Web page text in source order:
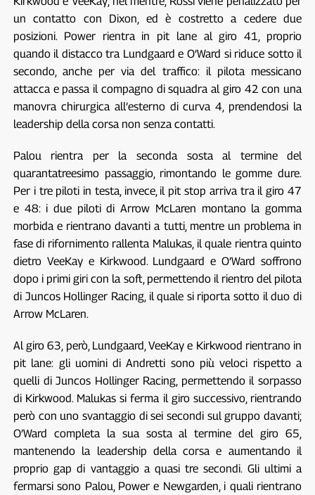
un contatto con Dixon, ed è costretto a cedere due
posizioni. Power rientra in pit lane al giro 41, proprio
quando il distacco tra Lundgaard e O’Ward si riduce sotto il
secondo, anche per via del traffico: il pilota messicano
attacca e passa il compagno di squadra al giro 42 con una
manovra chirurgica all’esterno di curva 4, prendendosi la
leadership della corsa non senza contatti.
Palou rientra per la seconda sosta al termine del
quarantatreesimo passaggio, rimontando le gomme dure.
Per i tre piloti in testa, invece, il pit stop arriva tra il giro 47
e 48: i due piloti di Arrow McLaren montano la gomma
morbida e rientrano davanti a tutti, mentre un problema in
fase di rifornimento rallenta Malukas, il quale rientra quinto
dietro VeeKay e Kirkwood. Lundgaard e O’Ward soffrono
dopo i primi giri con la soft, permettendo il rientro del pilota
di Juncos Hollinger Racing, il quale si riporta sotto il duo di
Arrow McLaren.
Al giro 63, però, Lundgaard, VeeKay e Kirkwood rientrano in
pit lane: gli uomini di Andretti sono più veloci rispetto a
quelli di Juncos Hollinger Racing, permettendo il sorpasso
di Kirkwood. Malukas si ferma il giro successivo, rientrando
però con uno svantaggio di sei secondi sul gruppo davanti;
O’Ward completa la sua sosta al termine del giro 65,
mantenendo la leadership della corsa e aumentando il
proprio gap di vantaggio a quasi tre secondi. Gli ultimi a
fermarsi sono Palou, Power e Newgarden, i quali rientrano